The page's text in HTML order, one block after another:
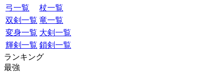
弓一覧
杖一覧
双剣一覧 竜一覧
変身一覧 大剣一覧
輝剣一覧 鎖剣一覧
ランキング
最強